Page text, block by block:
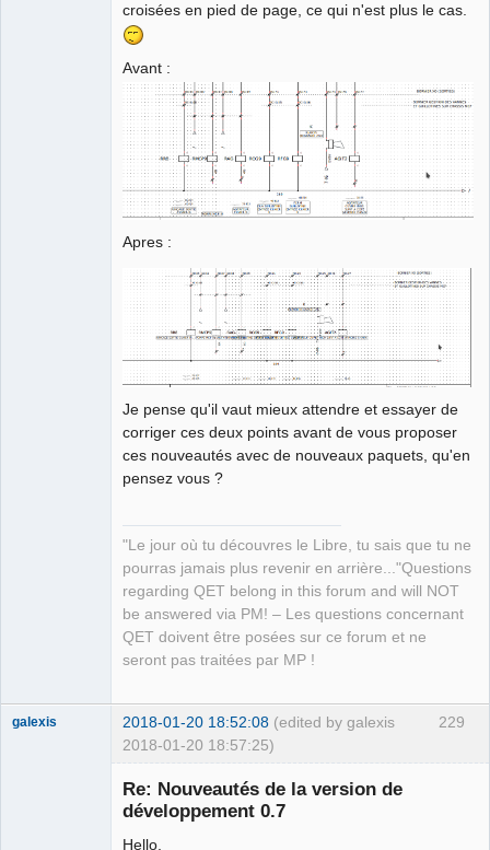
croisées en pied de page, ce qui n'est plus le cas.
Avant :
Apres :
Je pense qu'il vaut mieux attendre et essayer de
corriger ces deux points avant de vous proposer
ces nouveautés avec de nouveaux paquets, qu'en
pensez vous ?
"Le jour où tu découvres le Libre, tu sais que tu ne
pourras jamais plus revenir en arrière..."Questions
regarding QET belong in this forum and will NOT
be answered via PM! – Les questions concernant
QET doivent être posées sur ce forum et ne
seront pas traitées par MP !
229
galexis 2018-01-20 18:52:08 (edited by galexis
2018-01-20 18:57:25)
Re: Nouveautés de la version de
développement 0.7
Hello,